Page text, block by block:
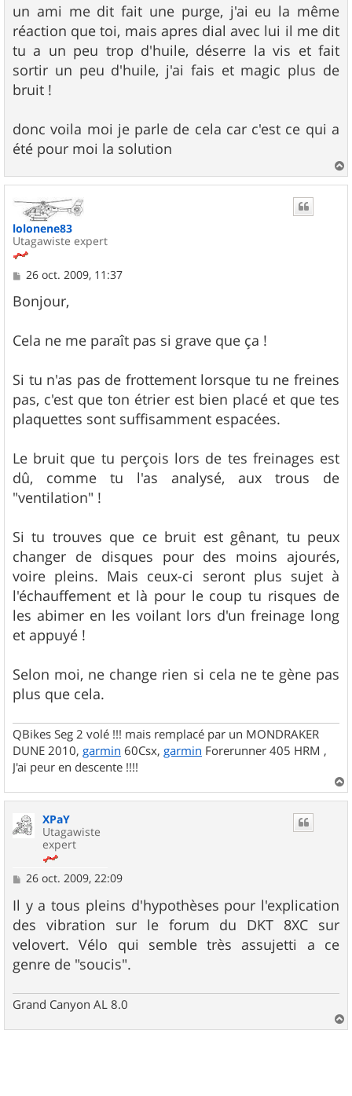
un ami me dit fait une purge, j'ai eu la même
réaction que toi, mais apres dial avec lui il me dit
tu a un peu trop d'huile, déserre la vis et fait
sortir un peu d'huile, j'ai fais et magic plus de
bruit !
donc voila moi je parle de cela car c'est ce qui a
été pour moi la solution
a
lolonene83
Utagawiste expert
M
s
s
g
e
26 oct. 2009, 11:37
Bonjour,
Cela ne me paraît pas si grave que ça !
Si tu n'as pas de frottement lorsque tu ne freines
pas, c'est que ton étrier est bien placé et que tes
plaquettes sont suffisamment espacées.
Le bruit que tu perçois lors de tes freinages est
dû, comme tu l'as analysé, aux trous de
"ventilation" !
Si tu trouves que ce bruit est gênant, tu peux
changer de disques pour des moins ajourés,
voire pleins. Mais ceux-ci seront plus sujet à
l'échauffement et là pour le coup tu risques de
les abimer en les voilant lors d'un freinage long
et appuyé !
Selon moi, ne change rien si cela ne te gène pas
plus que cela.
QBikes Seg 2 volé !!! mais remplacé par un MONDRAKER
DUNE 2010, garmin 60Csx, garmin Forerunner 405 HRM ,
J'ai peur en descente !!!!
a
XPaY
Utagawiste
expert
M
s
s
a
g
e
26 oct. 2009, 22:09
Il y a tous pleins d'hypothèses pour l'explication
des vibration sur le forum du DKT 8XC sur
velovert. Vélo qui semble très assujetti a ce
genre de "soucis".
Grand Canyon AL 8.0
a